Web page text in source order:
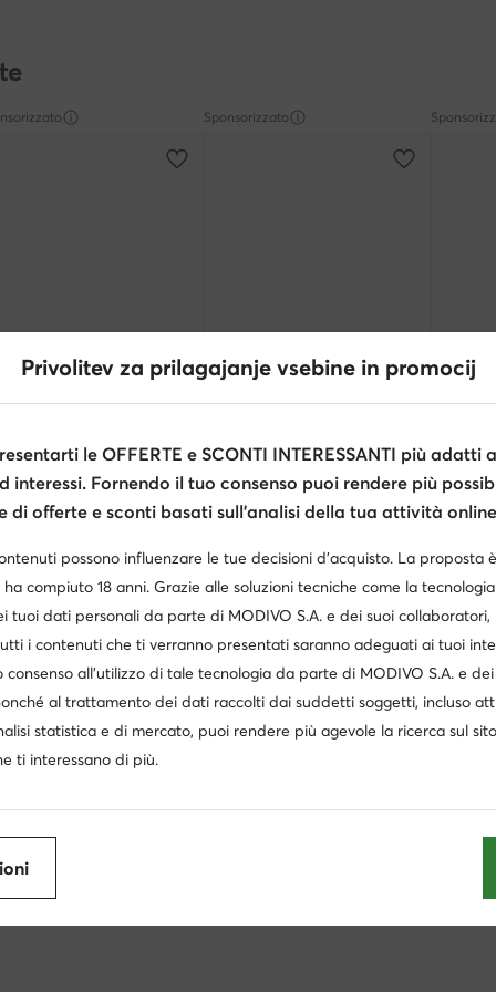
Ultra Flow 2 Gtx W GORE-TEX L49299500 · Scarpe running
attuale
€
-10%
Sponsorizzato
Salomon
Xa Pro 3D V9 L47882800 · Scarpe da trekking
Prezzo attuale
134,95€
Prezzo più basso
149,95 €
extra
Salomon
Prezzo
132,99€
tacco Scarpe adidas donna adidas Gazelle donna
Privolitev za prilagajanje vsebine in promocij
le OFFERTE e SCONTI INTERESSANTI più adatti
interessi. Fornendo il tuo consenso puoi rendere più
di offerte e sconti basati sull’analisi della tua attività
possono influenzare le tue decisioni d’acquisto. La proposta
compiuto 18 anni. Grazie alle soluzioni tecniche come la
tuoi dati personali da parte di MODIVO S.A. e dei suoi collaboratori,
i contenuti che ti verranno presentati saranno adeguati ai tuoi
consenso all’utilizzo di tale tecnologia da parte di MODIVO S.A. e
al trattamento dei dati raccolti dai suddetti soggetti, incluso
statistica e di mercato, puoi rendere più agevole la ricerca sul
ti interessano di più.